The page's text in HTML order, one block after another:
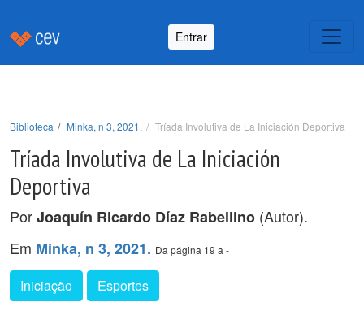
Entrar
Biblioteca Minka, n 3, 2021. Tríada Involutiva de La Iniciación Deportiva
Tríada Involutiva de La Iniciación
Deportiva
PorJoaquín Ricardo Díaz Rabellino (Autor).
Em Minka, n 3, 2021. Da página 19 a -
Iniciação Esportes